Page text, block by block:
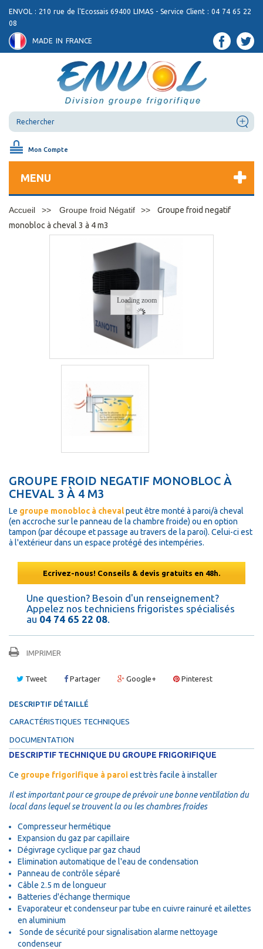
ENVOL : 210 rue de l'Ecossais 69400 LIMAS - Service Client : 04 74 65 22
08
MADE IN FRANCE
Mon Compte
MENU
Accueil Groupe froid Négatif
Groupe froid negatif
monobloc à cheval 3 à 4 m3
Loading zoom
GROUPE FROID NEGATIF MONOBLOC À
CHEVAL 3 À 4 M3
Le groupe monobloc à chevalpeut être monté à paroi/à cheval
(en accroche sur le panneau de la chambre froide) ou en option
tampon (par découpe et passage au travers de la paroi). Celui-ci est
à l'extérieur dans un espace protégé des intempéries.
Ecrivez-nous! Conseils & devis gratuits en 48h.
Une question? Besoin d'un renseignement?
Appelez nos techniciens frigoristes spécialisés
au 04 74 65 22 08.
IMPRIMER
Tweet Partager Google+ Pinterest
DESCRIPTIF DÉTAILLÉ
CARACTÉRISTIQUES TECHNIQUES
DOCUMENTATION
DESCRIPTIF TECHNIQUE DU GROUPE FRIGORIFIQUE
Ce groupe frigorifique à paroiest très facile à installer
Il est important pour ce groupe de prévoir une bonne ventilation du
local dans lequel se trouvent la ou les chambres froides
Compresseur hermétique
Expansion du gaz par capillaire
Dégivrage cyclique par gaz chaud
Elimination automatique de l'eau de condensation
Panneau de contrôle séparé
Câble 2.5 m de longueur
Batteries d'échange thermique
Evaporateur et condenseur par tube en cuivre rainuré et ailettes
en aluminium
Sonde de sécurité pour signalisation alarme nettoyage
condenseur